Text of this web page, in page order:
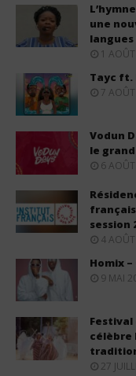
une
1
Tayc ft.
7
Vodun
le
6
session
4
Homix
9 MAI
Festival
célèbre
27